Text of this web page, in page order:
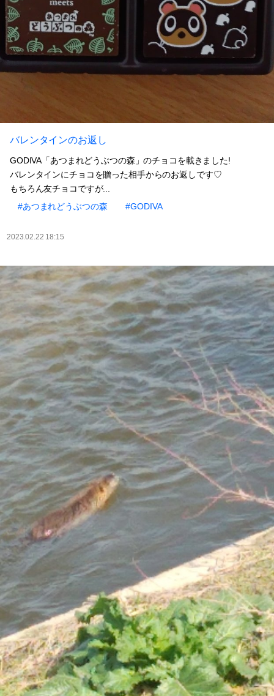
バレンタインのお返し
GODIVA「あつまれどうぶつの森」のチョコを載きました!
バレンタインにチョコを贈った相手からのお返しです♡
もちろん友チョコですが...
#あつまれどうぶつの森
#GODIVA
2023.02.22 18:15